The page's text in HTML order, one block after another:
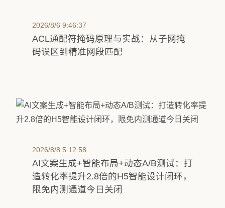
2026/8/6 9:46:37
ACL通配符掩码原理与实战：从子网掩
码误区到精准网段匹配
2026/8/8 5:12:58
AI文案生成+智能布局+动态A/B测试：打
造转化率提升2.8倍的H5智能设计闭环，
限免内测通道今日关闭